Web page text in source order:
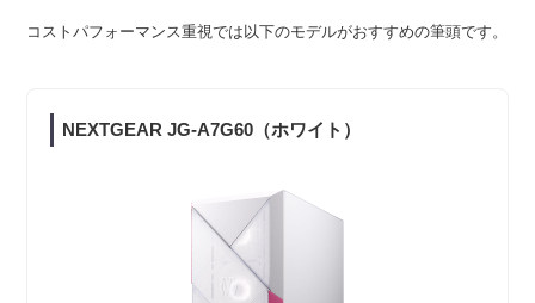
コストパフォーマンス重視では以下のモデルがおすすめの筆頭です。
NEXTGEAR JG-A7G60（ホワイト）